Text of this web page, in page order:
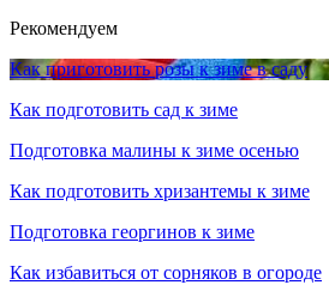
Рекомендуем
Как приготовить розы к зиме в саду
Как подготовить сад к зиме
Подготовка малины к зиме осенью
Как подготовить хризантемы к зиме
Подготовка георгинов к зиме
Как избавиться от сорняков в огороде